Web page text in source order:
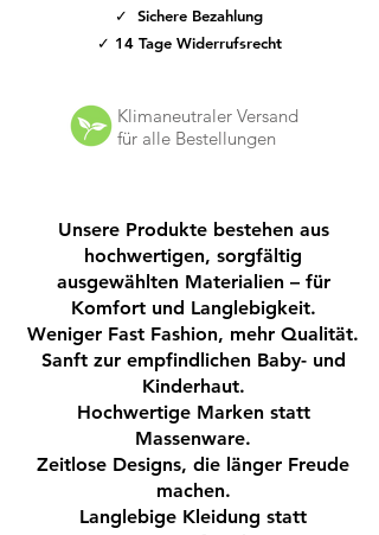
Halt auf glatten Böden und unterstützt
natürliche Bewegungsabläufe beim
der Krippe – die EnFant Hausschuhe
sind die ideale Wahl für aktive
Passform.
Highlights:
Hochwertige Kinderhausschuhe von
EnFant
Schöne Stickerei als liebevolles
Praktischer Klettverschluss für
einfaches An- und Ausziehen
Sichere und flexible Wildledersohle
Angenehmer Tragekomfort
Ideal für Zuhause, Kindergarten und
✓ Sichere Bezahlung
✓ 14 Tage Widerrufsrecht
Klimaneutraler Versand
für alle Bestellungen
Unsere Produkte bestehen aus
hochwertigen, sorgfältig
ausgewählten Materialien – für
Komfort und Langlebigkeit.
Weniger Fast Fashion, mehr Qualität.
Sanft zur empfindlichen Baby- und
Kinderhaut.
Hochwertige Marken statt
Massenware.
Zeitlose Designs, die länger Freude
machen.
Langlebige Kleidung statt